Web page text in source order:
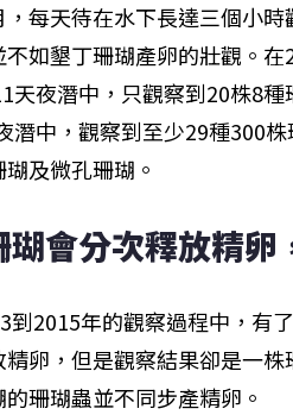
每天待在水下長達三個小
如墾丁珊瑚產卵的壯觀。
天夜潛中，只觀察到20株8
潛中，觀察到至少29種300
及微孔珊瑚。
瑚會分次釋放精卵
到2015年的觀察過程中，有
卵，但是觀察結果卻是一
珊瑚蟲並不同步產精卵。